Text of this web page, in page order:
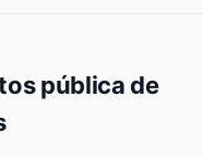
pública de